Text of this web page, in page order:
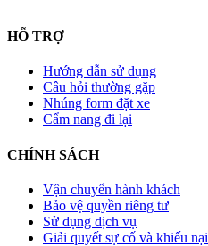
HỖ TRỢ
Hướng dẫn sử dụng
Câu hỏi thường gặp
Nhúng form đặt xe
Cẩm nang đi lại
CHÍNH SÁCH
Vận chuyển hành khách
Bảo vệ quyền riêng tư
Sử dụng dịch vụ
Giải quyết sự cố và khiếu nại